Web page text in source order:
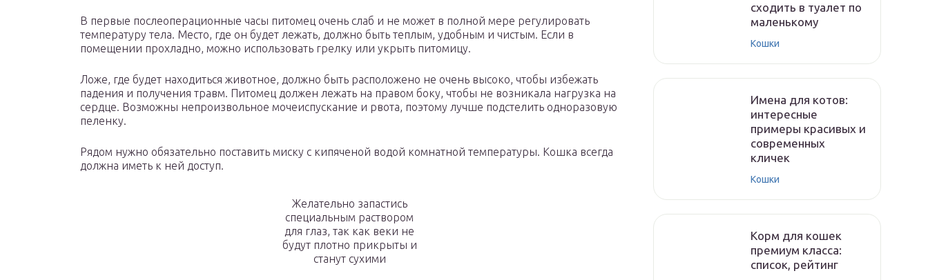
В первые послеоперационные часы питомец очень слаб и не может в полной мере регулировать
температуру тела. Место, где он будет лежать, должно быть теплым, удобным и чистым. Если в
помещении прохладно, можно использовать грелку или укрыть питомицу.
Ложе, где будет находиться животное, должно быть расположено не очень высоко, чтобы избежать
падения и получения травм. Питомец должен лежать на правом боку, чтобы не возникала нагрузка на
сердце. Возможны непроизвольное мочеиспускание и рвота, поэтому лучше подстелить одноразовую
пеленку.
Рядом нужно обязательно поставить миску с кипяченой водой комнатной температуры. Кошка всегда
должна иметь к ней доступ.
Желательно запастись
специальным раствором
для глаз, так как веки не
будут плотно прикрыты и
станут сухими
сходить в туалет по
маленькому
Кошки
Имена для котов:
интересные
примеры красивых и
современных
кличек
Кошки
Корм для кошек
премиум класса:
список, рейтинг